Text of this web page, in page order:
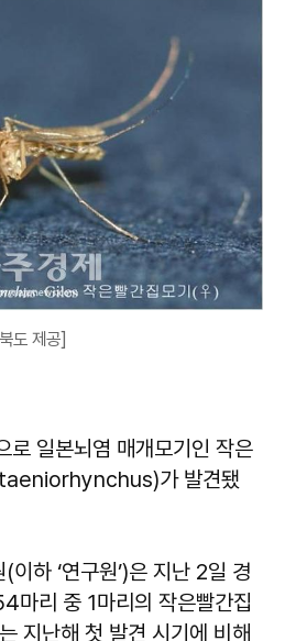
도 제공]
로 일본뇌염 매개모기인 작은
가 발견됐
이하 ‘연구원’)은 지난 2일 경
마리 중 1마리의 작은빨간집
지난해 첫 발견 시기에 비해